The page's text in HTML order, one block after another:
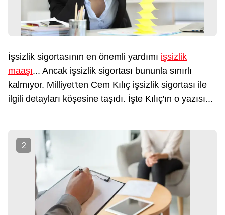
İşsizlik sigortasının en önemli yardımı işsizlik
maaşı... Ancak işsizlik sigortası bununla sınırlı
kalmıyor. Milliyet'ten Cem Kılıç işsizlik sigortası ile
ilgili detayları köşesine taşıdı. İşte Kılıç'ın o yazısı...
2